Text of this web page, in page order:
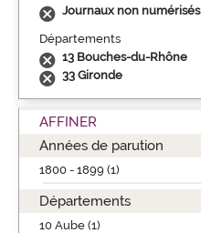
Journaux non numérisés
Départements
13 Bouches-du-Rhône
33 Gironde
AFFINER
Années de parution
1800 - 1899 (1)
Départements
10 Aube (1)